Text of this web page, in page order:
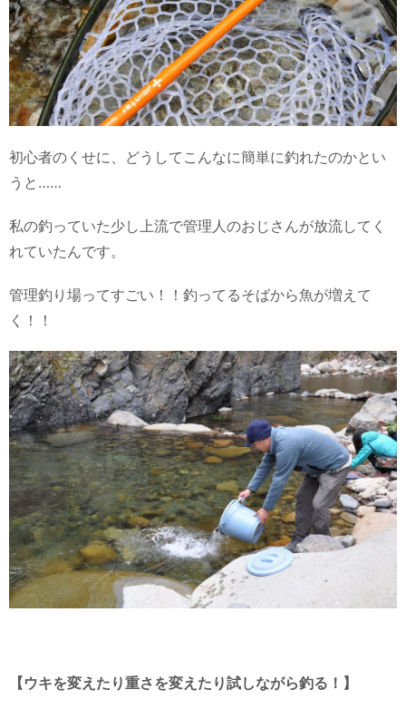
初心者のくせに、どうしてこんなに簡単に釣れたのかとい
うと……
私の釣っていた少し上流で管理人のおじさんが放流してく
れていたんです。
管理釣り場ってすごい！！釣ってるそばから魚が増えて
く！！
【ウキを変えたり重さを変えたり試しながら釣る！】